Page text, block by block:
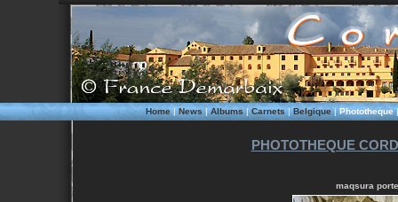
Home|News|Albums|Carnets|Belgique|Phototheque
PHOTOTHEQUE
maqsura